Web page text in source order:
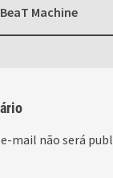
Machine
mail não será